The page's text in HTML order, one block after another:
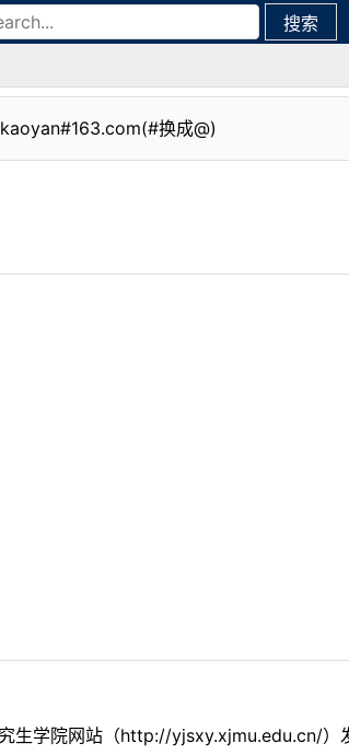
搜索
换成@)
生学院网站（http://yjsxy.xjmu.edu.cn/）